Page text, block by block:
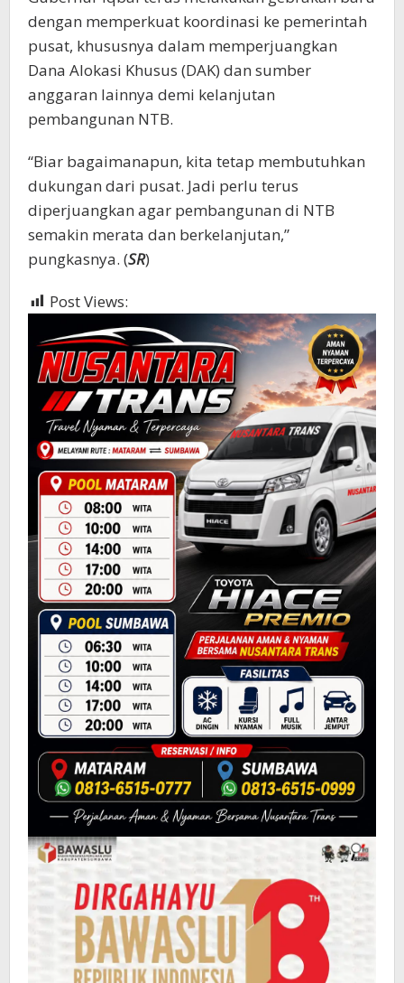
dengan memperkuat koordinasi ke pemerintah
pusat, khususnya dalam memperjuangkan
Dana Alokasi Khusus (DAK) dan sumber
anggaran lainnya demi kelanjutan
pembangunan NTB.
“Biar bagaimanapun, kita tetap membutuhkan
dukungan dari pusat. Jadi perlu terus
diperjuangkan agar pembangunan di NTB
semakin merata dan berkelanjutan,”
pungkasnya. (SR)
Post Views: